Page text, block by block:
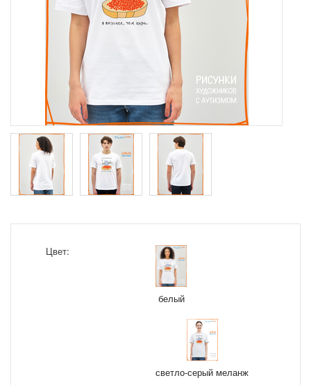
Цвет:
белый
светло-серый меланж